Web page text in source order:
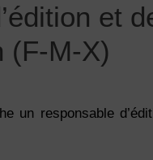
et
(F-M-X)
un responsable